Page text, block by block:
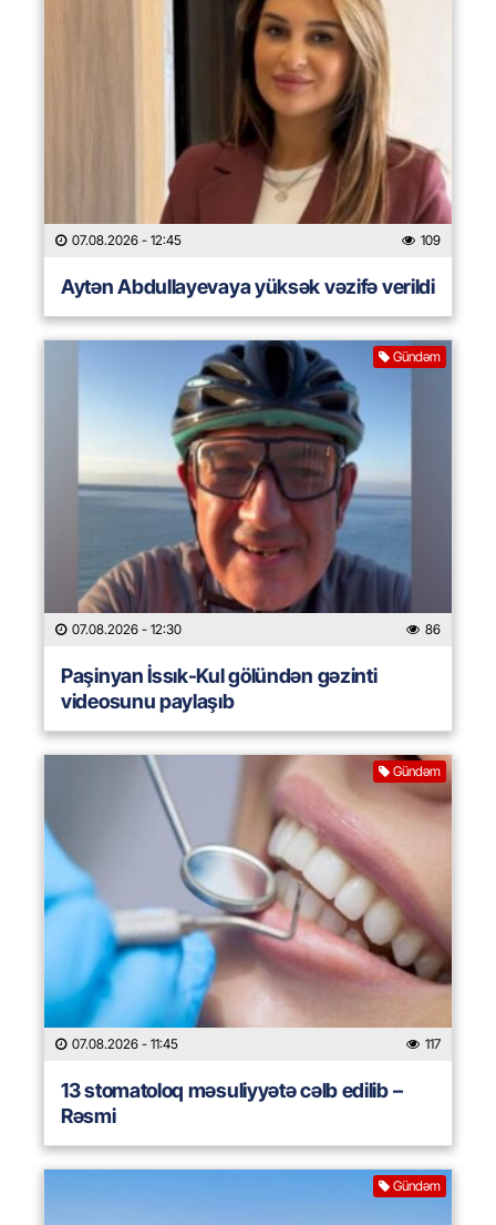
07.08.2026 - 12:45 109
Aytən Abdullayevaya yüksək vəzifə verildi
Gündəm
07.08.2026 - 12:30 86
Paşinyan İssık-Kul gölündən gəzinti
videosunu paylaşıb
Gündəm
07.08.2026 - 11:45 117
13 stomatoloq məsuliyyətə cəlb edilib –
Rəsmi
Gündəm